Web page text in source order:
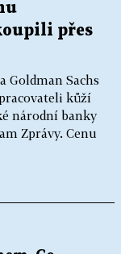
přes
Goldman Sachs
kůží
národní banky
Zprávy. Cenu